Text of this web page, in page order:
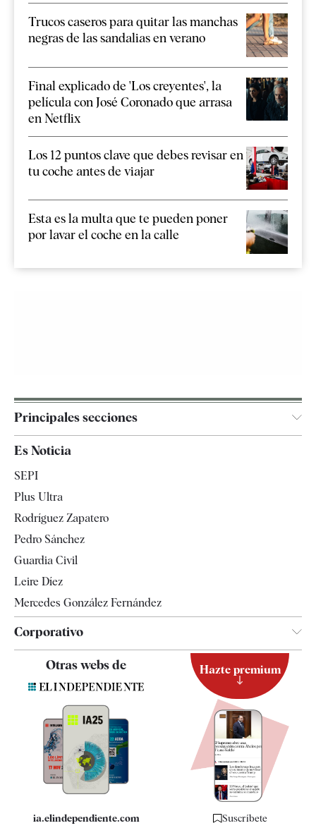
Trucos caseros para quitar las manchas
negras de las sandalias en verano
Final explicado de 'Los creyentes', la
película con José Coronado que arrasa
en Netflix
Los 12 puntos clave que debes revisar en
tu coche antes de viajar
Esta es la multa que te pueden poner
por lavar el coche en la calle
Principales secciones
España
Televisión
Es Noticia
SEPI
Plus Ultra
Rodríguez Zapatero
Pedro Sánchez
Guardia Civil
Leire Díez
Mercedes González Fernández
Corporativo
Contacto
Quiénes somos
Especificaciones
Otras webs de
ia.elindependiente.com
Hazte premium
Suscríbete